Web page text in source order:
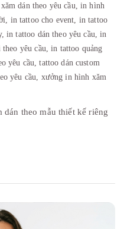
dán theo yêu cầu, in hình
in tattoo cho event, in tattoo
in tattoo dán theo yêu cầu,in
yêu cầu,in tattoo quảng
yêu cầu,tattoo dán custom
yêu cầu, xưởng in hình xăm
theo mẫu thiết kế riêng